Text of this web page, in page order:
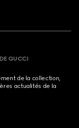
GUCCI
de la collection,
actualités de la